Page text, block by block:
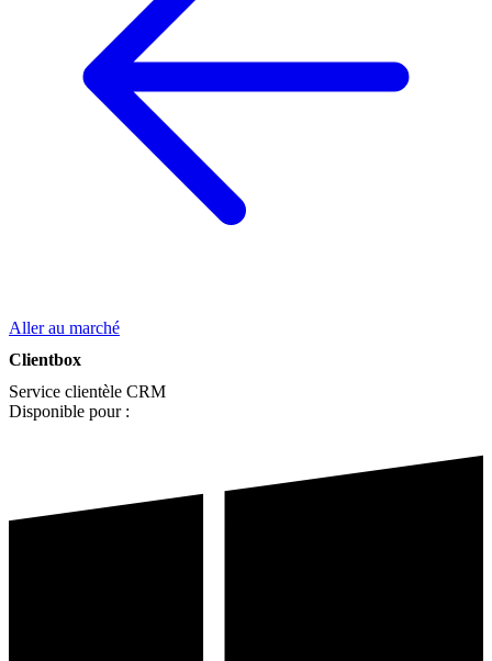
Aller au marché
Clientbox
Service clientèle CRM
Disponible pour :